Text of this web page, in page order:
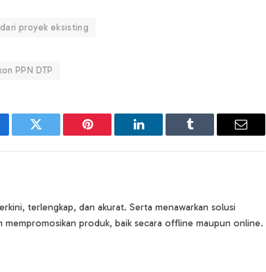
proyek eksisting
PPN DTP
Twitter Pinterest LinkedIn Tumblr Email
terlengkap, dan akurat. Serta menawarkan solusi
produk, baik secara offline maupun online.